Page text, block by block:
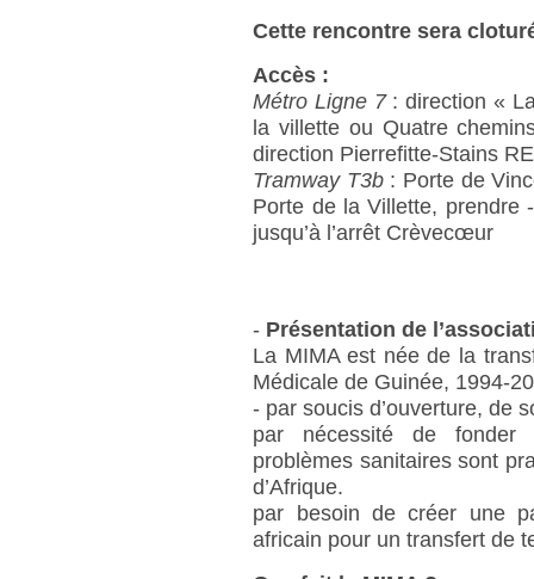
Cette rencontre sera
Accès :
Métro Ligne 7: direction «
la villette ou Quatre
direction Pierrefitte-Stains
Tramway T3b: Porte de
Porte de la Villette, prendre
jusqu’à l’arrêt Crèvecœur
- Présentation de
La MIMA est née de la
Médicale de Guinée, 1994-
- par soucis d’ouverture, de
par nécessité de fonder
problèmes sanitaires sont
d’Afrique.
par besoin de créer une
africain pour un transfert de